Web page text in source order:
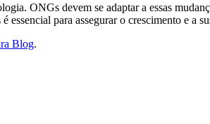
ONGs devem se adaptar a essas
essencial para assegurar o crescimento e a
Blog.